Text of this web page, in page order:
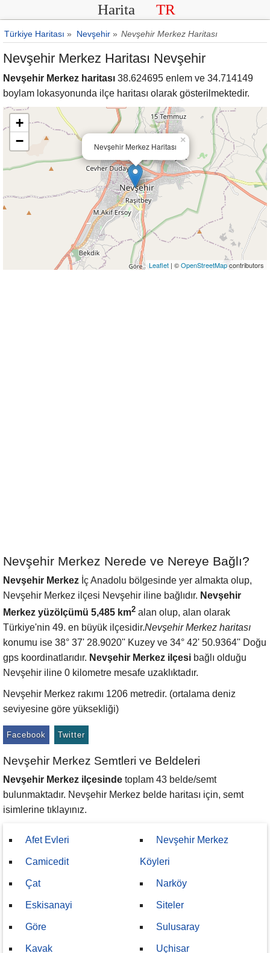
Harita TR
Türkiye Haritası » Nevşehir » Nevşehir Merkez Haritası
Nevşehir Merkez Haritası Nevşehir
Nevşehir Merkez haritası 38.624695 enlem ve 34.714149
boylam lokasyonunda ilçe haritası olarak gösterilmektedir.
Nevşehir Merkez Haritası
×
+
−
Leaflet | ©OpenStreetMapcontributors
Nevşehir Merkez Nerede ve Nereye Bağlı?
Nevşehir Merkez İç Anadolu bölgesinde yer almakta olup,
Nevşehir Merkez ilçesi Nevşehir iline bağlıdır. Nevşehir
Merkez yüzölçümü 5,485 km2 alan olup, alan olarak
Türkiye'nin 49. en büyük ilçesidir.Nevşehir Merkez haritası
konumu ise 38° 37' 28.9020'' Kuzey ve 34° 42' 50.9364'' Doğu
gps koordinatlarıdır. Nevşehir Merkez ilçesi bağlı olduğu
Nevşehir iline 0 kilometre mesafe uzaklıktadır.
Nevşehir Merkez rakımı 1206 metredir. (ortalama deniz
seviyesine göre yüksekliği)
Facebook Twitter
Nevşehir Merkez Semtleri ve Beldeleri
Nevşehir Merkez ilçesinde toplam 43 belde/semt
bulunmaktadır. Nevşehir Merkez belde haritası için, semt
isimlerine tıklayınız.
Afet Evleri
Camicedit
Çat
Eskisanayi
Göre
Kavak
Nevşehir Merkez
Köyleri
Narköy
Siteler
Sulusaray
Uçhisar